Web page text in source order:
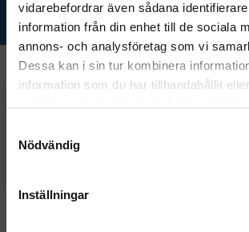
vidarebefordrar även sådana
information från din enhet till de sociala
annons- och analysföretag som vi
Dessa kan i sin tur kombinera
information som du har tillhandahållit
Nödvändig
Inställningar
Prenumerera
Kontakt
info@micrologistic.com